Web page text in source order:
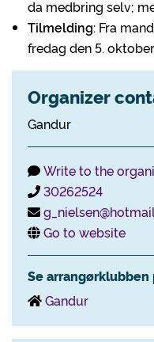
da medbring selv;
Tilmelding: Fra
fredag den 5.
Organizer
Gandur
Write to the
30262524
Go to website
Se arrangørklubben
Gandur